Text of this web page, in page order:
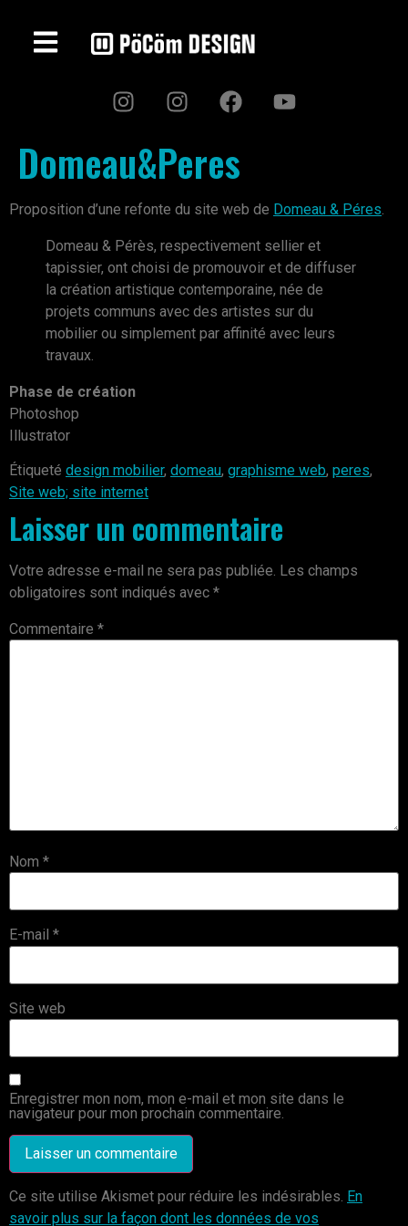
Domeau&Peres
Proposition d’une refonte du site web de Domeau & Péres.
Domeau & Pérès, respectivement sellier et
tapissier, ont choisi de promouvoir et de diffuser
la création artistique contemporaine, née de
projets communs avec des artistes sur du
mobilier ou simplement par affinité avec leurs
travaux.
Phase de création
Photoshop
Illustrator
Étiqueté design mobilier, domeau, graphisme web, peres,
Site web; site internet
Laisser un commentaire
Votre adresse e-mail ne sera pas publiée. Les champs
obligatoires sont indiqués avec *
Commentaire *
Nom *
E-mail *
Site web
Enregistrer mon nom, mon e-mail et mon site dans le
navigateur pour mon prochain commentaire.
Ce site utilise Akismet pour réduire les indésirables. En
savoir plus sur la façon dont les données de vos